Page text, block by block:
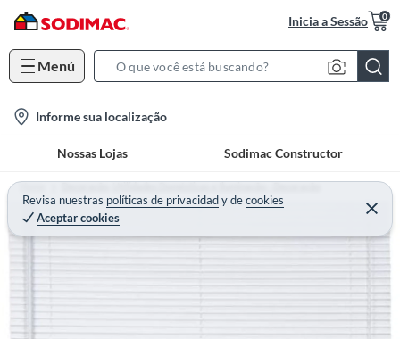
Inicia a Sessão 0
Menú
S
c
h
B
a
o
c
Informe sua localização
Nossas Lojas Sodimac Constructor
Revisa nuestras políticas de privacidadydecookies
Aceptar cookies
Home Decoração, Utilidades Domésticas e Iluminação - Decoração